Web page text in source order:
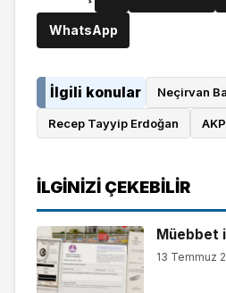
WhatsApp
İlgili konular Neçirvan
Recep Tayyip Erdoğan
İLGINIZI ÇEKEBILIR
Müebbet
13 Temmuz